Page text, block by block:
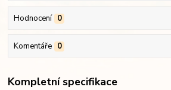
Hodnocení 0
Komentáře 0
Kompletní specifikace